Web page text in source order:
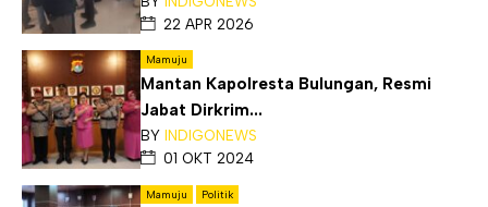
22 APR 2026
Mamuju
Mantan Kapolresta Bulungan, Resmi
Jabat Dirkrim...
BY INDIGONEWS
01 OKT 2024
Mamuju Politik